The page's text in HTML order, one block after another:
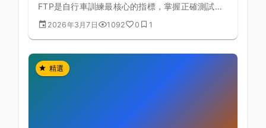
FTP是自行車訓練最核心的指標，掌握正確測試方
式與提升策略讓你突破瓶頸
2026年3月7日 1092 0 1
精選